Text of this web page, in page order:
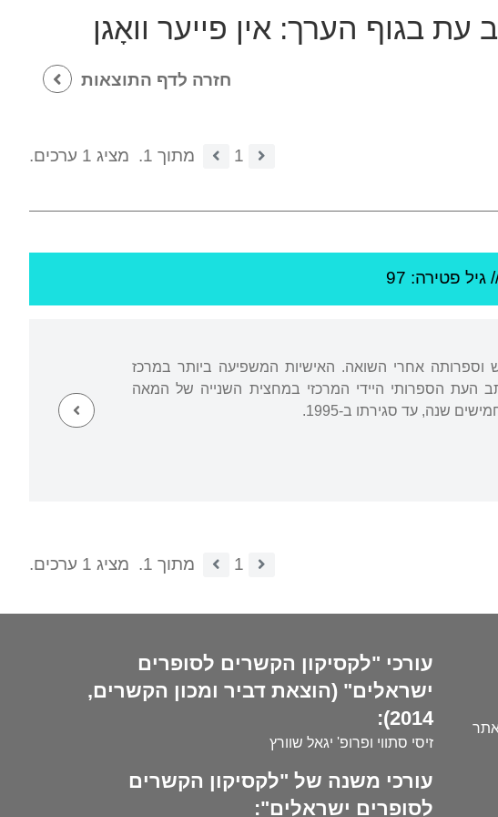
עת בגוף הערך: אין פייער וואָגן
חזרה לדף התוצאות
1 מתוך 1.
מציג 1 ערכים.
גיל פטירה: 97
וספרותה אחרי השואה. האישיות המשפיעה ביותר במרכז
מייסדיו (1947) ועורכו הראשי של כתב העת הספרותי היידי המרכזי במחצית השנייה של המאה
שנה, עד סגירתו ב-1995.
1 מתוך 1. מציג 1 ערכים.
עורכי "לקסיקון הקשרים לסופרים
ישראלים" (הוצאת דביר ומכון הקשרים,
2014):
זיסי סתווי ופרופ' יגאל שוורץ
עורכי משנה של "לקסיקון הקשרים
לסופרים ישראלים":